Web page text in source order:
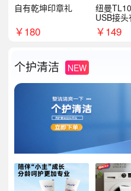
自有乾坤印章礼
￥180
纽曼
USB接
机耳麦
￥149
个护清洁 NEW